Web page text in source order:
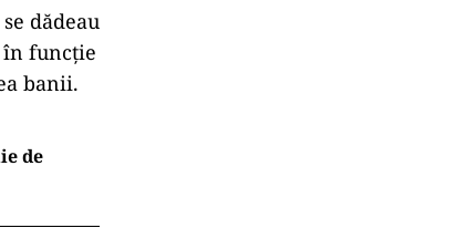
dădeau
în funcție
banii.
de